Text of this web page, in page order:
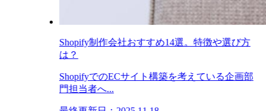
Shopify制作会社おすすめ14選。特徴や選び方
は？
ShopifyでのECサイト構築を考えている企画部
門担当者へ...